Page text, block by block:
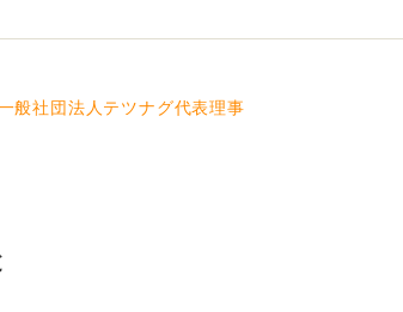
ギーを存分に投下してみるのも1つで
しれないですし、仕事と無縁に生きて
1つの生き方だと思います。
般社団法人テツナグ代表理事